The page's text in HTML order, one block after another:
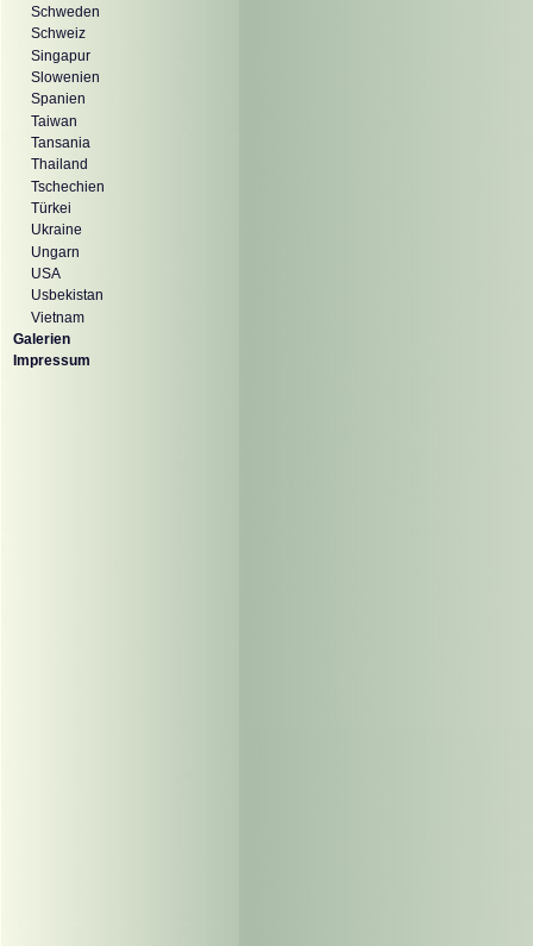
Schweden
Schweiz
Singapur
Slowenien
Spanien
Taiwan
Tansania
Thailand
Tschechien
Türkei
Ukraine
Ungarn
USA
Usbekistan
Vietnam
Galerien
Impressum